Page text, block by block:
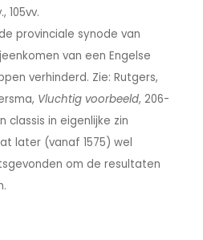
105vv.
provinciale synode van
van een Engelse
verhinderd. Zie: Rutgers,
Vluchtig voorbeeld, 206-
classis in eigenlijke zin
later (vanaf 1575) wel
om de resultaten